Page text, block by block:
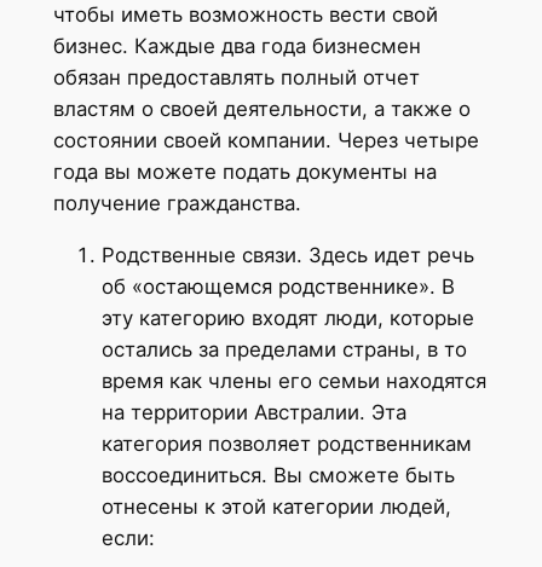
чтобы иметь возможность вести свой
бизнес. Каждые два года бизнесмен
обязан предоставлять полный отчет
властям о своей деятельности, а также о
состоянии своей компании. Через четыре
года вы можете подать документы на
получение гражданства.
Родственные связи. Здесь идет речь
об «остающемся родственнике». В
эту категорию входят люди, которые
остались за пределами страны, в то
время как члены его семьи находятся
на территории Австралии. Эта
категория позволяет родственникам
воссоединиться. Вы сможете быть
отнесены к этой категории людей,
если: